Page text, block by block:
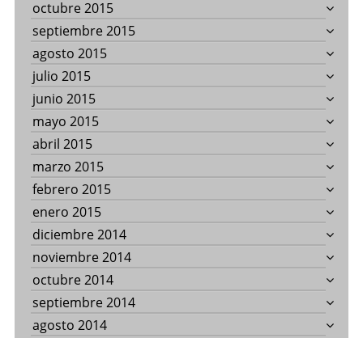
octubre 2015
septiembre 2015
agosto 2015
julio 2015
junio 2015
mayo 2015
abril 2015
marzo 2015
febrero 2015
enero 2015
diciembre 2014
noviembre 2014
octubre 2014
septiembre 2014
agosto 2014